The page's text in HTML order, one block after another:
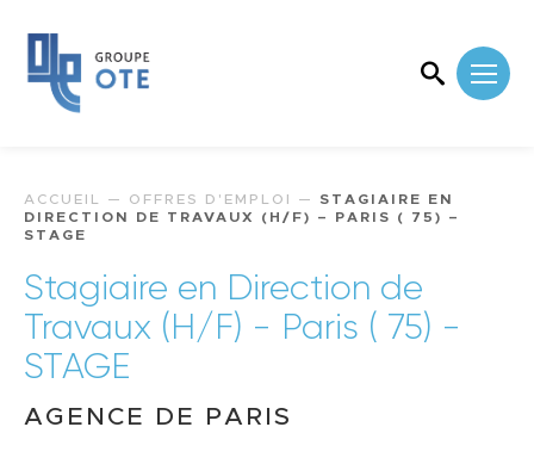
ACCUEIL — OFFRES D'EMPLOI — STAGIAIRE EN
DIRECTION DE TRAVAUX (H/F) – PARIS ( 75) –
STAGE
Stagiaire en Direction de
Travaux (H/F) - Paris ( 75) -
STAGE
AGENCE DE PARIS